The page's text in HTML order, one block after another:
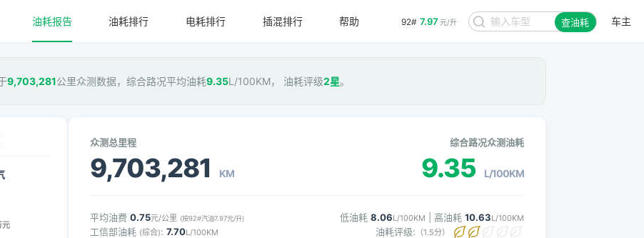
92# 7.97 元/升 查油耗 车主
油耗报告 油耗排行 电耗排行 插混排行 帮助
9,703,281公里众测数据，综合路况平均油耗9.35L/100KM， 油耗评级2星。
元
众测总里程
9,703,281 KM
综合路况众测油耗
9.35 L/100KM
平均油费 0.75元/公里 (按92#汽油7.97元/升)
工信部油耗 (综合): 7.70L/100KM
低油耗 8.06L/100KM | 高油耗 10.63L/100KM
油耗评级: （1.5分）